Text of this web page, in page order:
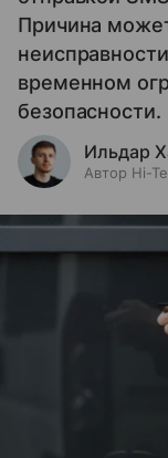
Причина
временном
безопасности.
Ильдар
Автор Hi-